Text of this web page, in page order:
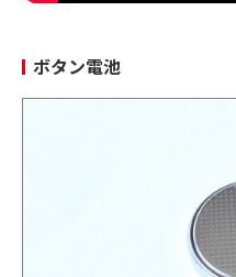
ボタン電池